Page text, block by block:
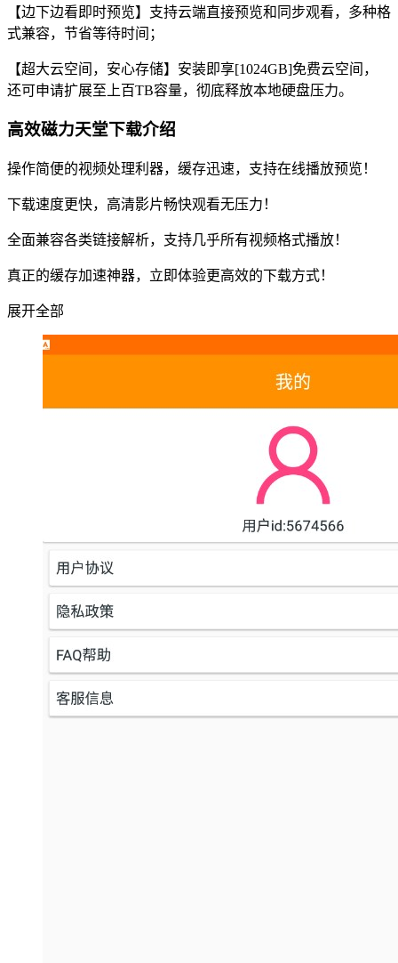
【边下边看即时预览】支持云端直接预览和同步观看，多种格
式兼容，节省等待时间；
【超大云空间，安心存储】安装即享[1024GB]免费云空间，
还可申请扩展至上百TB容量，彻底释放本地硬盘压力。
高效磁力天堂下载介绍
操作简便的视频处理利器，缓存迅速，支持在线播放预览！
下载速度更快，高清影片畅快观看无压力！
全面兼容各类链接解析，支持几乎所有视频格式播放！
真正的缓存加速神器，立即体验更高效的下载方式！
展开全部